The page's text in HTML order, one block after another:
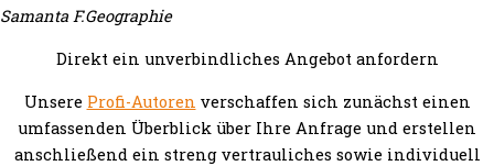
Samanta F.Geographie
Direkt ein unverbindliches Angebot anfordern
Unsere Profi-Autoren verschaffen sich zunächst einen
umfassenden Überblick über Ihre Anfrage und erstellen
anschließend ein streng vertrauliches sowie individuell